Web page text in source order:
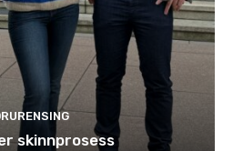
skinnprosess